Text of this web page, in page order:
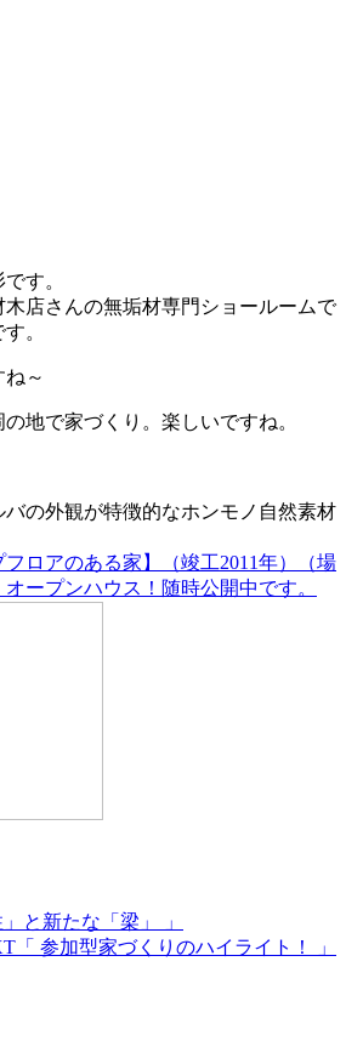
す。
店さんの無垢材専門ショールームで
。
ね～
地で家づくり。楽しいですね。
バの外観が特徴的なホンモノ自然素材
ロアのある家】（竣工2011年）（場
ープンハウス！随時公開中です。
と新たな「梁」 」
「 参加型家づくりのハイライト！ 」